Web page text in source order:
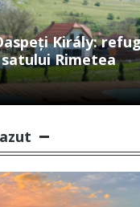
Király:
Rimetea